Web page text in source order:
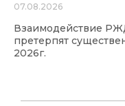
07.08.2026
Взаимодействие
претерпят
2026г.